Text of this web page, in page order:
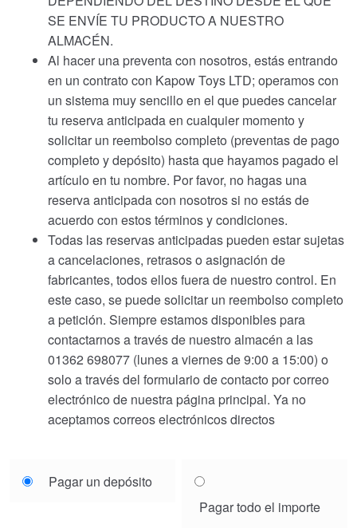
SE ENVÍE TU PRODUCTO A NUESTRO
ALMACÉN.
Al hacer una preventa con nosotros, estás entrando
en un contrato con Kapow Toys LTD; operamos con
un sistema muy sencillo en el que puedes cancelar
tu reserva anticipada en cualquier momento y
solicitar un reembolso completo (preventas de pago
completo y depósito) hasta que hayamos pagado el
artículo en tu nombre. Por favor, no hagas una
reserva anticipada con nosotros si no estás de
acuerdo con estos términos y condiciones.
Todas las reservas anticipadas pueden estar sujetas
a cancelaciones, retrasos o asignación de
fabricantes, todos ellos fuera de nuestro control. En
este caso, se puede solicitar un reembolso completo
a petición. Siempre estamos disponibles para
contactarnos a través de nuestro almacén a las
01362 698077 (lunes a viernes de 9:00 a 15:00) o
solo a través del formulario de contacto por correo
electrónico de nuestra página principal. Ya no
aceptamos correos electrónicos directos
your
Pagar un depósito
Pagar todo el importe